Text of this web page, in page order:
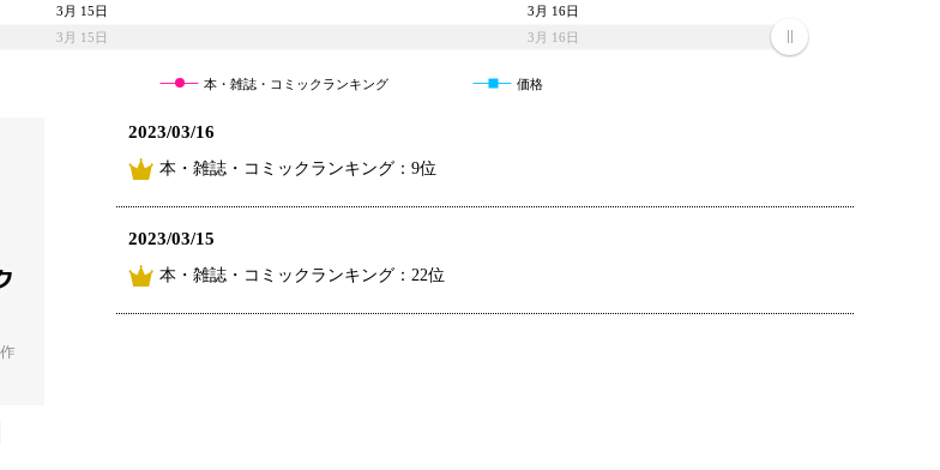
3月 15日 3月 16日
3月 15日 3月 16日
本・雑誌・コミックランキング 価格
2023/03/16
本・雑誌・コミックランキング：9位
2023/03/15
本・雑誌・コミックランキング：22位